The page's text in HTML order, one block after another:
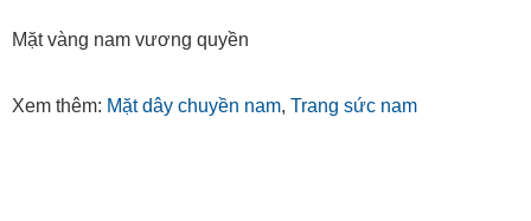
Mặt vàng nam vương quyền
Mặt dây chuyền nam , Trang sức nam